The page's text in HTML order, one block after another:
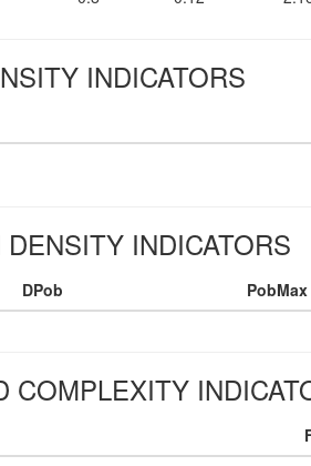
INDICATORS
INDICATORS
DPob PobMax
COMPLEXITY